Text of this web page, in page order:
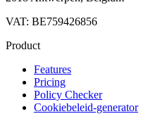
VAT: BE759426856
Product
Features
Pricing
Policy Checker
Cookiebeleid-generator